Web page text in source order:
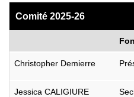
Comité 2025-26
Christopher Demierre
Jessica CALIGIURE